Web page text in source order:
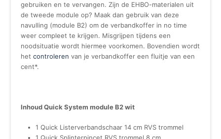
gebruiken en te vervangen. Zijn de EHBO-materialen uit
de tweede module op? Maak dan gebruik van deze
navulling (module B2) om de verbandkoffer in no time
weer compleet te krijgen. Misgrijpen tijdens een
noodsituatie wordt hiermee voorkomen. Bovendien wordt
hetcontroleren van je verbandkoffer een fluitje van een
cent*.
Inhoud Quick System module B2 wit
1 Quick Listerverbandschaar 14 cm RVS trommel